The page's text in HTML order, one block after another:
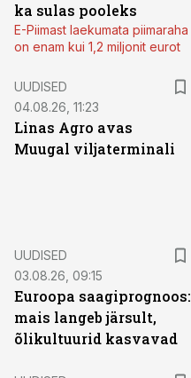
ka sulas pooleks
E-Piimast laekumata piimaraha
on enam kui 1,2 miljonit eurot
UUDISED
04.08.26, 11:23
Linas Agro avas
Muugal viljaterminali
UUDISED
03.08.26, 09:15
Euroopa saagiprognoos:
mais langeb järsult,
õlikultuurid kasvavad